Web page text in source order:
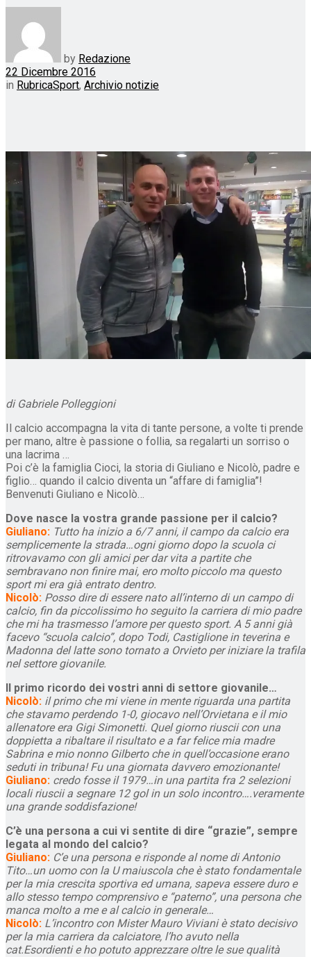
by Redazione
22 Dicembre 2016
in RubricaSport, Archivio notizie
di Gabriele Polleggioni
Il calcio accompagna la vita di tante persone, a volte ti prende
per mano, altre è passione o follia, sa regalarti un sorriso o
una lacrima …
Poi c’è la famiglia Cioci, la storia di Giuliano e Nicolò, padre e
figlio… quando il calcio diventa un “affare di famiglia”!
Benvenuti Giuliano e Nicolò…
Dove nasce la vostra grande passione per il calcio?
Giuliano: Tutto ha inizio a 6/7 anni, il campo da calcio era
semplicemente la strada…ogni giorno dopo la scuola ci
ritrovavamo con gli amici per dar vita a partite che
sembravano non finire mai, ero molto piccolo ma questo
sport mi era già entrato dentro.
Nicolò: Posso dire di essere nato all’interno di un campo di
calcio, fin da piccolissimo ho seguito la carriera di mio padre
che mi ha trasmesso l’amore per questo sport. A 5 anni già
facevo “scuola calcio”, dopo Todi, Castiglione in teverina e
Madonna del latte sono tornato a Orvieto per iniziare la trafila
nel settore giovanile.
Il primo ricordo dei vostri anni di settore giovanile…
Nicolò: il primo che mi viene in mente riguarda una partita
che stavamo perdendo 1-0, giocavo nell’Orvietana e il mio
allenatore era Gigi Simonetti. Quel giorno riuscii con una
doppietta a ribaltare il risultato e a far felice mia madre
Sabrina e mio nonno Gilberto che in quell’occasione erano
seduti in tribuna! Fu una giornata davvero emozionante!
Giuliano: credo fosse il 1979…in una partita fra 2 selezioni
locali riuscii a segnare 12 gol in un solo incontro….veramente
una grande soddisfazione!
C’è una persona a cui vi sentite di dire “grazie”, sempre
legata al mondo del calcio?
Giuliano: C’e una persona e risponde al nome di Antonio
Tito…un uomo con la U maiuscola che è stato fondamentale
per la mia crescita sportiva ed umana, sapeva essere duro e
allo stesso tempo comprensivo e “paterno”, una persona che
manca molto a me e al calcio in generale…
Nicolò: L’incontro con Mister Mauro Viviani è stato decisivo
per la mia carriera da calciatore, l’ho avuto nella
cat.Esordienti e ho potuto apprezzare oltre le sue qualità